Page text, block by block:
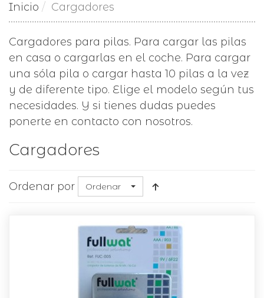
Inicio Cargadores
Cargadores para pilas. Para cargar las pilas
en casa o cargarlas en el coche. Para cargar
una sóla pila o cargar hasta 10 pilas a la vez
y de diferente tipo. Elige el modelo según tus
necesidades. Y si tienes dudas puedes
ponerte en contacto con nosotros.
Cargadores
Ordenar por Ordenar